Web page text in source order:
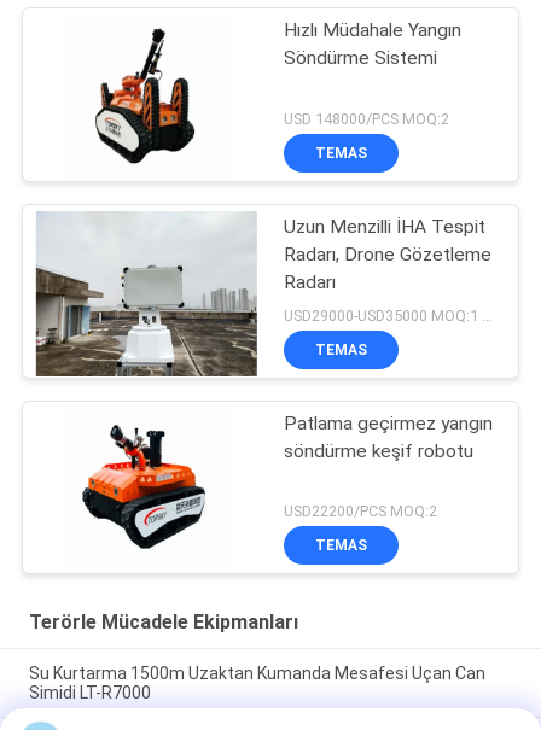
Hızlı Müdahale Yangın
Söndürme Sistemi
USD 148000/PCS MOQ:2
TEMAS
Uzun Menzilli İHA Tespit
Radarı, Drone Gözetleme
Radarı
TEMAS
Patlama geçirmez yangın
söndürme keşif robotu
USD22200/PCS MOQ:2
TEMAS
Terörle Mücadele Ekipmanları
Su Kurtarma 1500m Uzaktan Kumanda Mesafesi Uçan Can
Simidi LT-R7000